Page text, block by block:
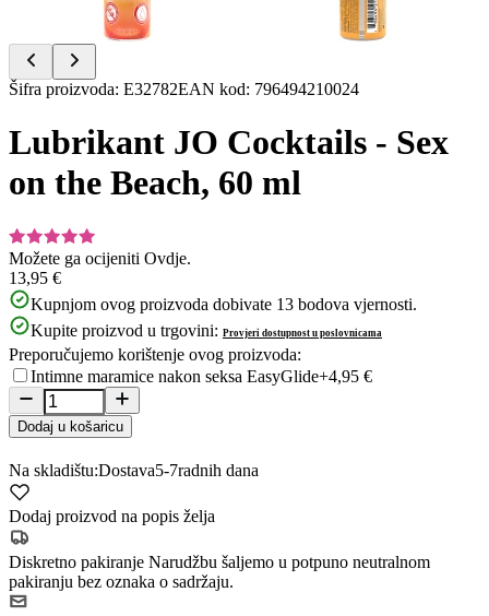
Item
of
Šifra proizvoda: E32782EAN kod: 796494210024
Lubrikant JO Cocktails - Sex
on the Beach, 60 ml
Možete ga ocijeniti Ovdje.
13,95 €
Kupnjom ovog proizvoda dobivate 13 bodova vjernosti.
Kupite proizvod u trgovini: Provjeri dostupnost u poslovnicama
Preporučujemo korištenje ovog proizvoda:
Intimne maramice nakon seksa EasyGlide+4,95 €
Dodaj u košaricu
Na skladištu:Dostava5-7radnih dana
Dodaj proizvod na popis želja
Diskretno pakiranje Narudžbu šaljemo u potpuno neutralnom
pakiranju bez oznaka o sadržaju.